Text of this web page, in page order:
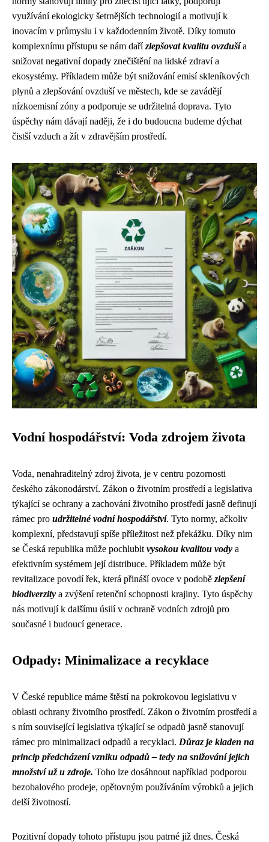
využívání ekologicky šetrnějších technologií a motivují k
inovacím v průmyslu i v každodenním životě. Díky tomuto
komplexnímu přístupu se nám dařízlepšovat kvalitu ovzdušía
snižovat negativní dopady znečištění na lidské zdraví a
ekosystémy. Příkladem může být snižování emisí skleníkových
plynů a zlepšování ovzduší ve městech, kde se zavádějí
nízkoemisní zóny a podporuje se udržitelná doprava. Tyto
úspěchy nám dávají naději, že i do budoucna budeme dýchat
čistší vzduch a žít v zdravějším prostředí.
Vodní hospodářství: Voda zdrojem života
Voda, nenahraditelný zdroj života, je v centru pozornosti
českého zákonodárství. Zákon o životním prostředí a legislativa
týkající se ochrany a zachování životního prostředí jasně definují
rámec pro udržitelné vodní hospodářství. Tyto normy, ačkoliv
komplexní, představují spíše příležitost než překážku. Díky nim
se Česká republika může pochlubit vysokou kvalitou vody a
efektivním systémem její distribuce. Příkladem může být
revitalizace povodí řek, která přináší ovoce v podobě zlepšení
biodiverzity a zvýšení retenční schopnosti krajiny. Tyto úspěchy
nás motivují k dalšímu úsilí v ochraně vodních zdrojů pro
současné i budoucí generace.
Odpady: Minimalizace a recyklace
V České republice máme štěstí na pokrokovou legislativu v
oblasti ochrany životního prostředí. Zákon o životním prostředí a
s ním související legislativa týkající se odpadů jasně stanovují
rámec pro minimalizaci odpadů a recyklaci. Důraz je kladen na
princip předcházení vzniku odpadů – tedy na snižování jejich
množství už u zdroje. Toho lze dosáhnout například podporou
bezobalového prodeje, opětovným používáním výrobků a jejich
delší životností.
Pozitivní dopady tohoto přístupu jsou patrné již dnes. Česká